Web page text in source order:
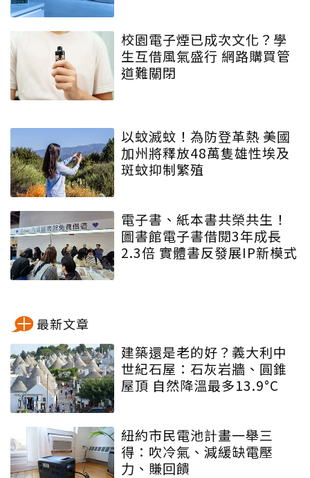
校園電子煙已成次文化？學
生互借風氣盛行 網路購買管
道難關閉
以蚊滅蚊！為防登革熱 美國
加州將釋放48萬隻雄性埃及
斑蚊抑制繁殖
電子書、紙本書共榮共生！
圖書館電子書借閱3年成長
2.3倍 實體書反發展IP新模式
最新文章
建築還是老的好？義大利中
世紀石屋：石灰岩牆、圓錐
屋頂 自然降溫最多13.9°C
紐約市民電池計畫一舉三
得：吹冷氣、減緩缺電壓
力、賺回饋